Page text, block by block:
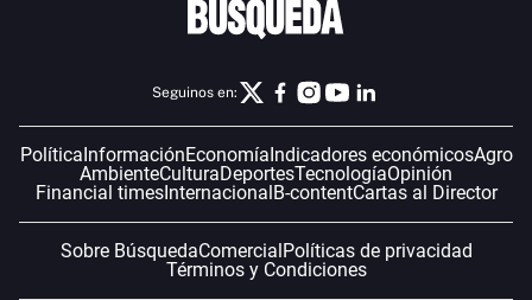
Seguinos en:
PolíticaInformaciónEconomíaIndicadores económicosAgro
AmbienteCulturaDeportesTecnologíaOpinión
Financial timesInternacionalB-contentCartas al Director
Sobre BúsquedaComercialPolíticas de privacidad
Términos y Condiciones